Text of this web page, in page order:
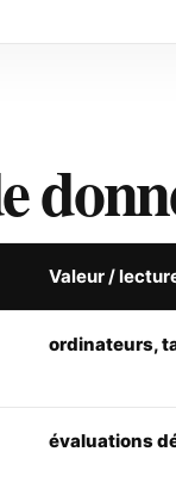
Valeur /
ordinateurs,
évaluations